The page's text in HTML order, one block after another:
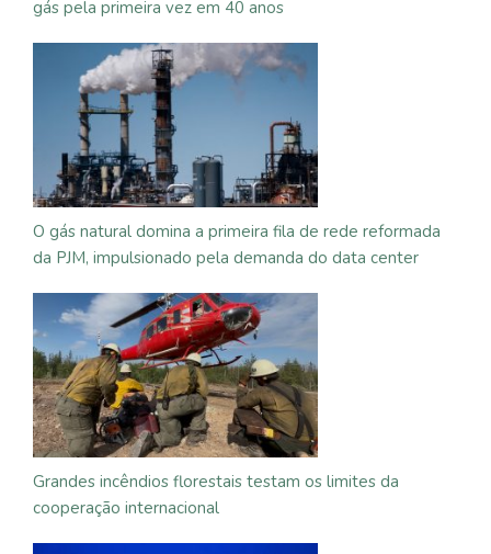
gás pela primeira vez em 40 anos
O gás natural domina a primeira fila de rede reformada
da PJM, impulsionado pela demanda do data center
Grandes incêndios florestais testam os limites da
cooperação internacional